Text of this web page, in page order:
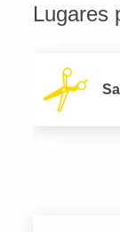
Lugares